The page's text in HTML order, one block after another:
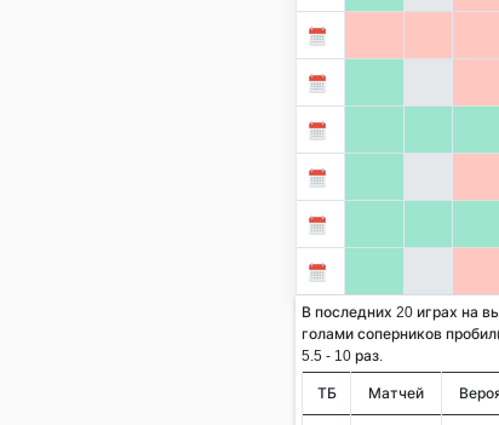
В последних 20 играх на
голами соперников
5.5 - 10 раз.
ТБ Матчей